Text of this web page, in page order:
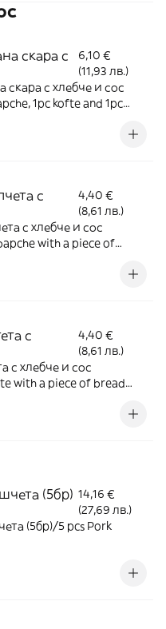
скара с
6,10 €
(11,93 лв.)
с хлебче и сос
с
4,40 €
(8,61 лв.)
с хлебче и сос
with a piece of
с
4,40 €
(8,61 лв.)
с хлебче и сос
with a piece of bread
(5бр) 14,16 €
(27,69 лв.)
(5бр)/5 pcs Pork